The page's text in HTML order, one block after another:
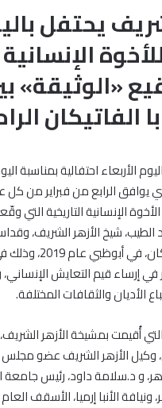
يحتفل
«الوثيقة»
الفاتيكان
الأربعاء احتفالية بمناسبة
يوافق الرابع من فبراير من كل
الإنسانية التاريخية التي
الطيب، شيخ الأزهر الشريف،
فرنسيس، بابا
في إرساء قيم التعايش
الأديان والثقافات المختلفة.
أُقيمت بمشيخة الأزهر
وكيل الأزهر الشريف عضو مجلس
و د.سلامة داود، رئيس جامعة
الأنبا إرميا، الأسقف